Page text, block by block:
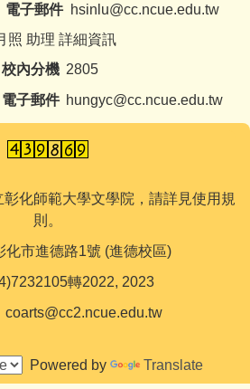
電子郵件 hsinlu@cc.ncue.edu.tw
照 助理 詳細資訊
校內分機 2805
電子郵件 hungyc@cc.ncue.edu.tw
化師範大學文學院，請詳見使用規
則。
化市進德路1號 (進德校區)
轉2022, 2023
coarts@cc2.ncue.edu.tw
Powered by Translate